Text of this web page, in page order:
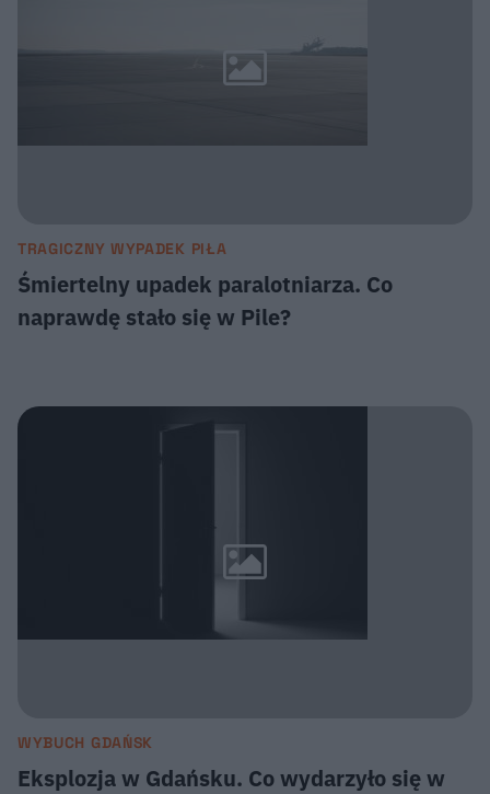
TRAGICZNY WYPADEK PIŁA
Śmiertelny upadek paralotniarza. Co
naprawdę stało się w Pile?
WYBUCH GDAŃSK
Eksplozja w Gdańsku. Co wydarzyło się w